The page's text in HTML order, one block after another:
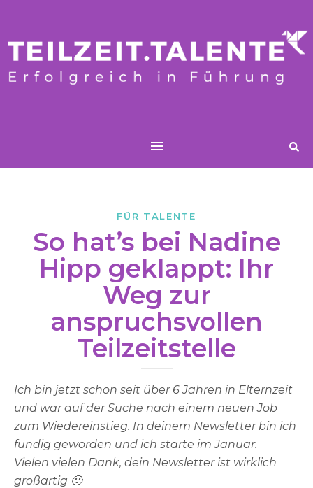
FÜR TALENTE
So hat’s bei Nadine
Hipp geklappt: Ihr
Weg zur
anspruchsvollen
Teilzeitstelle
Ich bin jetzt schon seit über 6 Jahren in Elternzeit
und war auf der Suche nach einem neuen Job
zum Wiedereinstieg. In deinem Newsletter bin ich
fündig geworden und ich starte im Januar.
Vielen vielen Dank, dein Newsletter ist wirklich
großartig 🙂